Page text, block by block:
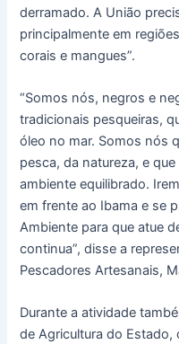
derramado. A União
principalmente em
corais e mangues”.
“Somos nós, negros e
tradicionais pesqueiras,
óleo no mar. Somos nós
pesca, da natureza, e
ambiente equilibrado.
em frente ao Ibama e se
Ambiente para que atue
continua”, disse a
Pescadores Artesanais,
Durante a atividade
de Agricultura do Estado,